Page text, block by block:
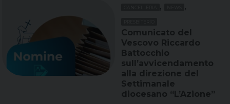
, ,
Comunicato del
Vescovo Riccardo
Battocchio
sull’avvicendamento
alla direzione del
Settimanale
diocesano “L’Azione”